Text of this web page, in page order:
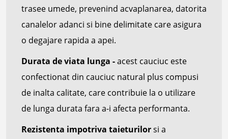
trasee umede, prevenind acvaplanarea, datorita
canalelor adanci si bine delimitate care asigura
o degajare rapida a apei.
Durata de viata lunga -acest cauciuc este
confectionat din cauciuc natural plus compusi
de inalta calitate, care contribuie la o utilizare
de lunga durata fara a-i afecta performanta.
Rezistenta impotriva taieturilorsi a